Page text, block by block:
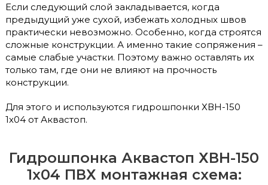
Если следующий слой закладывается, когда
предыдущий уже сухой, избежать холодных швов
практически невозможно. Особенно, когда строятся
сложные конструкции. А именно такие сопряжения –
самые слабые участки. Поэтому важно оставлять их
только там, где они не влияют на прочность
конструкции.
Для этого и используются гидрошпонки ХВН-150
1х04 от Аквастоп.
Гидрошпонка Аквастоп ХВН-150
1х04 ПВХ монтажная схема: